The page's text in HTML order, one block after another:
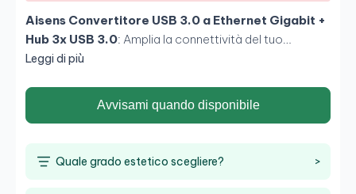
Aisens Convertitore USB 3.0 a Ethernet Gigabit +
Hub 3x USB 3.0: Amplia la connettività del tuo
dispositivo con velocità di rete fino a 1000 Mbps e tre
stabilità della tua connessione e collegare più
dispositivi USB. Compatibile con Windows, Mac OS e
Leggi di più
Avvisami quando disponibile
Quale grado estetico scegliere? >